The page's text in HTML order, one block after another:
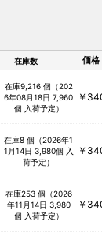
在庫数 価格
在庫9,216 個（202
6年08月18日 7,960
個 入荷予定）
￥
在庫8 個（2026年1
1月14日 3,980個 入
荷予定）
￥
在庫253 個（2026
年11月14日 3,980
個 入荷予定）
￥